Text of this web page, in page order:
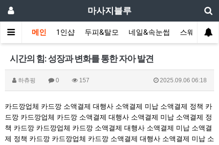
마사지블루
메인 1인샵 두피&탈모 네일&속눈썹 스웨디시(
시간의 힘: 성장과 변화를 통한 자아 발견
하츄핑 0 157 2025.09.06 06:18
카드깡업체 카드깡 소액결제 대행사 소액결제 미납 소액결제 정책 카
드깡 카드깡업체 카드깡 소액결제 대행사 소액결제 미납 소액결제 정
책 카드깡 카드깡업체 카드깡 소액결제 대행사 소액결제 미납 소액결
제 정책 카드깡 카드깡업체 카드깡 소액결제 대행사 소액결제 미납 소